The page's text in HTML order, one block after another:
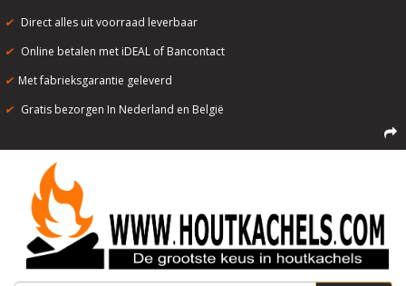
✔ Direct alles uit voorraad leverbaar
✔ Online betalen met iDEAL of Bancontact
✔ Met fabrieksgarantie geleverd
✔ Gratis bezorgen In Nederland en België